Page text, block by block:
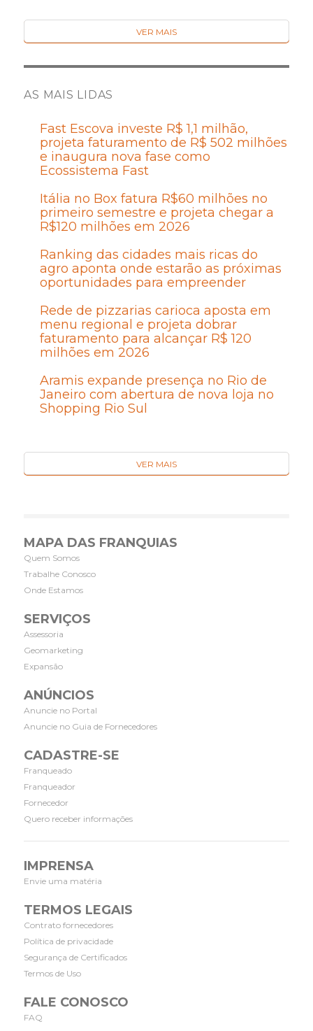
VER MAIS
AS MAIS LIDAS
Fast Escova investe R$ 1,1 milhão,
projeta faturamento de R$ 502 milhões
e inaugura nova fase como
Ecossistema Fast
Itália no Box fatura R$60 milhões no
primeiro semestre e projeta chegar a
R$120 milhões em 2026
Ranking das cidades mais ricas do
agro aponta onde estarão as próximas
oportunidades para empreender
Rede de pizzarias carioca aposta em
menu regional e projeta dobrar
faturamento para alcançar R$ 120
milhões em 2026
Aramis expande presença no Rio de
Janeiro com abertura de nova loja no
Shopping Rio Sul
VER MAIS
MAPA DAS FRANQUIAS
Quem Somos
Trabalhe Conosco
Onde Estamos
SERVIÇOS
Assessoria
Geomarketing
Expansão
ANÚNCIOS
Anuncie no Portal
Anuncie no Guia de Fornecedores
CADASTRE-SE
Franqueado
Franqueador
Fornecedor
Quero receber informações
IMPRENSA
Envie uma matéria
TERMOS LEGAIS
Contrato fornecedores
Política de privacidade
Segurança de Certificados
Termos de Uso
FALE CONOSCO
FAQ